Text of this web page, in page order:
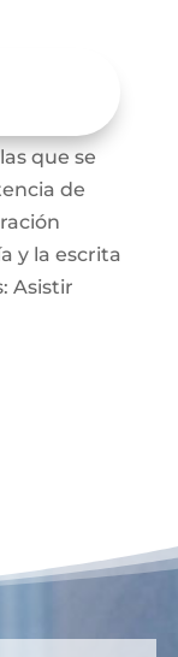
la
que se
de
y la escrita
Asistir